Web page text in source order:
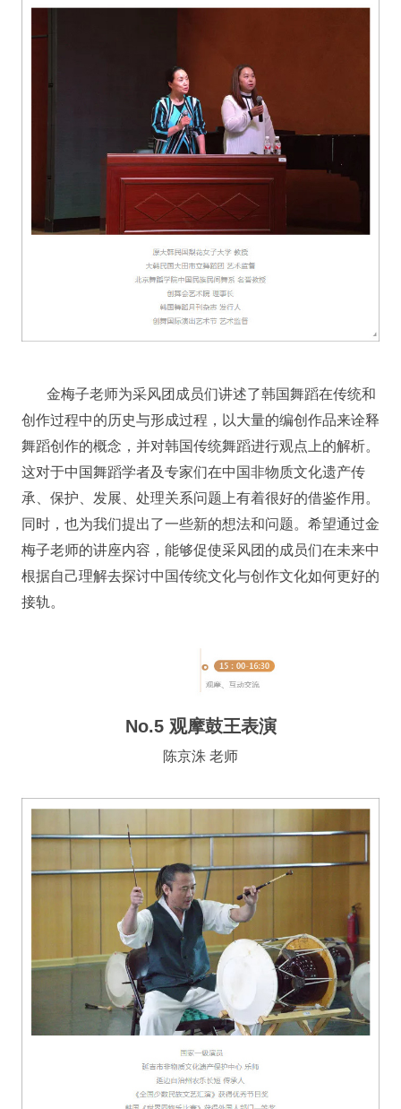
金梅子老师为采风团成员们讲述了韩国舞蹈在传统和
创作过程中的历史与形成过程，以大量的编创作品来诠释
舞蹈创作的概念，并对韩国传统舞蹈进行观点上的解析。
这对于中国舞蹈学者及专家们在中国非物质文化遗产传
承、保护、发展、处理关系问题上有着很好的借鉴作用。
同时，也为我们提出了一些新的想法和问题。希望通过金
梅子老师的讲座内容，能够促使采风团的成员们在未来中
根据自己理解去探讨中国传统文化与创作文化如何更好的
接轨。
No.5 观摩鼓王表演
陈京洙 老师